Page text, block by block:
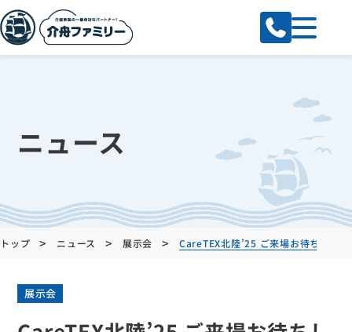
ニュース
トップ > ニュース > 展示会 > CareTEX北陸’25 ご来場お待ちして
展示会